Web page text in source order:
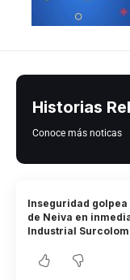
Historias
Conoce más noticas
Inseguridad
de Neiva en
Industrial